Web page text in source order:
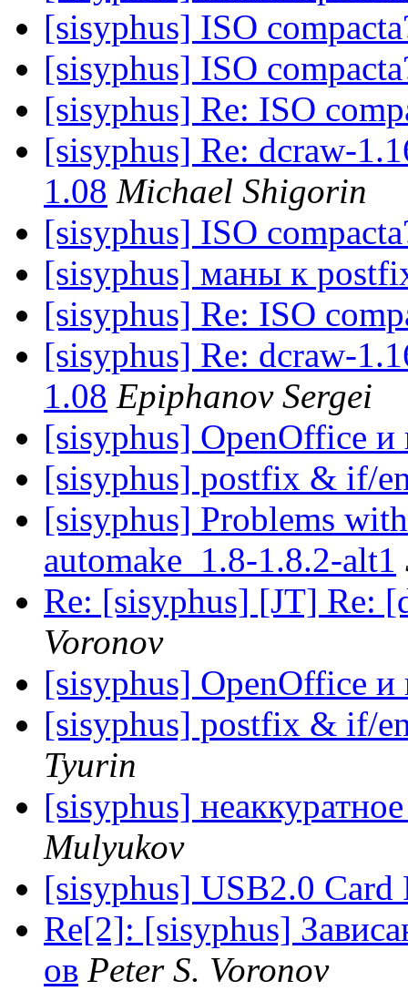
[sisyphus] ISO
[sisyphus] ISO
[sisyphus] Re: ISO
[sisyphus] Re: dcraw-
1.08 Michael Shigorin
[sisyphus] ISO
[sisyphus] маны к
[sisyphus] Re: ISO
[sisyphus] Re: dcraw-
1.08 Epiphanov Sergei
[sisyphus] OpenOffice
[sisyphus] postfix & if/
[sisyphus] Problems
automake_1.8-1.8.2-alt1
Re: [sisyphus] [JT] Re:
Voronov
[sisyphus] OpenOffice
[sisyphus] postfix & if/
Tyurin
[sisyphus]
Mulyukov
[sisyphus] USB2.0 Card
Re[2]: [sisyphus]
ов Peter S. Voronov